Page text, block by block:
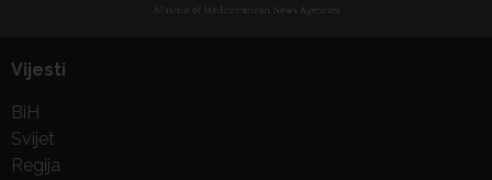
Vijesti
BiH
Svijet
Regija